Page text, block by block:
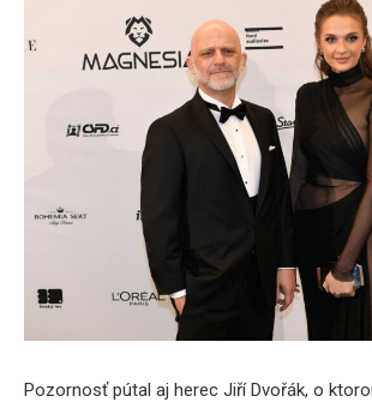
Pozornosť pútal aj herec Jiří Dvořák, o